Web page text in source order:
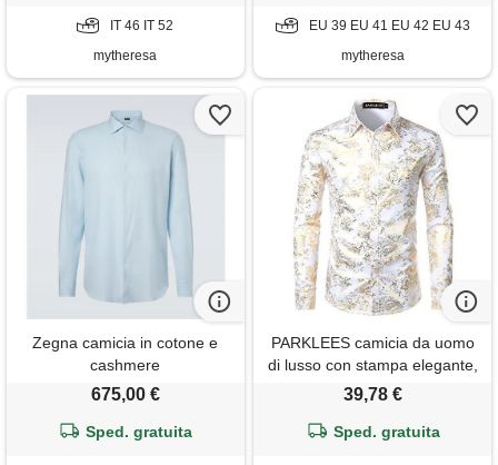
IT 46 IT 52
mytheresa
EU 39 EU 41 EU 42 EU 43
mytheresa
Zegna camicia in cotone e
cashmere
675,00 €
Sped. gratuita
PARKLEES camicia da uomo
di lusso con stampa elegante,
taglio aderente, abbottonato,
lucido, bianco/oro, xl
39,78 €
Sped. gratuita